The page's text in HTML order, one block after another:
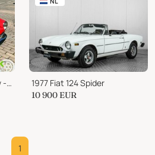
1967 Fiat 124 1.4 Sport 88cv - ASI 1977 Fiat 124 Spider
10 900 EUR
1